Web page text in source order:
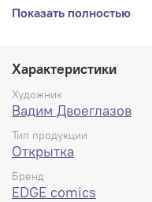
Показать полностью
Характеристики
Художник
Вадим Двоеглазов
Тип продукции
Открытка
Бренд
EDGE comics